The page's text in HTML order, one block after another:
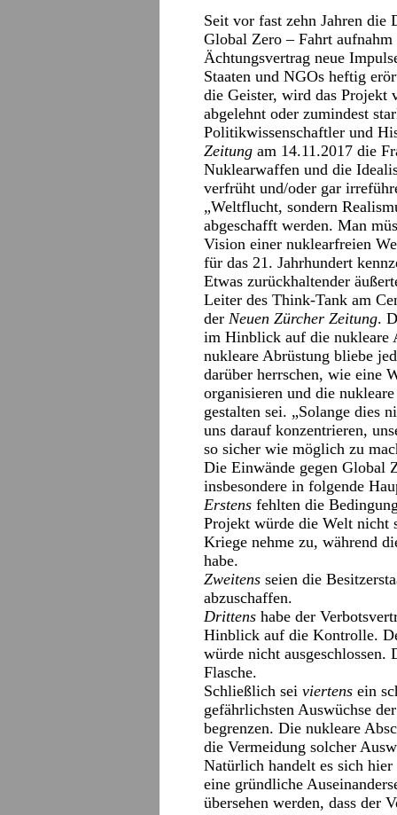
Seit vor fast zehn Jahren die
Global Zero – Fahrt
Ächtungsvertrag neue
Staaten und NGOs heftig
die Geister, wird das Projekt
abgelehnt oder zumindest
Politikwissenschaftler und
Zeitung am 14.11.2017 die
Nuklearwaffen und die
verfrüht und/oder gar
„Weltflucht, sondern
abgeschafft werden. Man
Vision einer nuklearfreien
für das 21. Jahrhundert
Etwas zurückhaltender
Leiter des Think-Tank am
der Neuen Zürcher Zeitung.
im Hinblick auf die nukleare
nukleare Abrüstung bliebe
darüber herrschen, wie eine
organisieren und die
gestalten sei. „Solange dies
uns darauf konzentrieren,
so sicher wie möglich zu
Die Einwände gegen Global
insbesondere in folgende
Erstens fehlten die
Projekt würde die Welt nicht
Kriege nehme zu, während
habe.
Zweitens seien die
abzuschaffen.
Drittens habe der
Hinblick auf die Kontrolle.
würde nicht ausgeschlossen.
Flasche.
Schließlich sei viertens ein
gefährlichsten Auswüchse
begrenzen. Die nukleare
die Vermeidung solcher
Natürlich handelt es sich
eine gründliche
übersehen werden, dass der